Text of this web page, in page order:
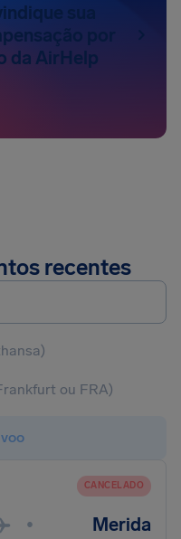
sua
por
da AirHelp
recentes
CANCELADO
• Merida